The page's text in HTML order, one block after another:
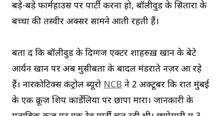
बड़े-बड़े फार्महाउस पर पार्टी करना हो, बॉलीवुड के सितारों के
बच्चों की तस्वीरें अक्सर सामने आती रहती हैं।
बता दें कि बॉलीवुड के दिग्गज एक्टर शाहरुख़ खान के बेटे
आर्यन खान पर अब मुसीबतों के बादल मंडराते नज़र आ रहे
हैं। नारकोटिक्स कंट्रोल ब्यूरो NCB ने 2 अक्टूबर कि रात मुंबई
के एक क्रूज़ शिप कार्डेलिया पर छापा मारा। जानकारी के